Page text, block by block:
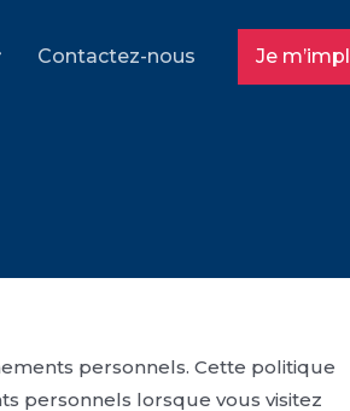
Contactez-nous Je
personnels. Cette politique
personnels lorsque vous visitez